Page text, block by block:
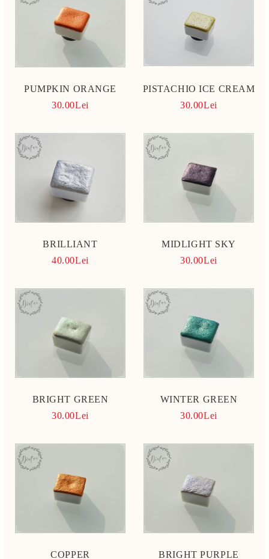
PUMPKIN ORANGE
30.00Lei
PISTACHIO ICE CREAM
30.00Lei
BRILLIANT
40.00Lei
MIDLIGHT SKY
30.00Lei
BRIGHT GREEN
30.00Lei
WINTER GREEN
30.00Lei
COPPER BRIGHT PURPLE